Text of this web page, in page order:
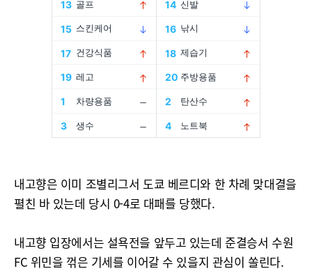
내고향은 이미 조별리그서 도쿄 베르디와 한 차례 맞대결을
펼친 바 있는데 당시 0-4로 대패를 당했다.
내고향 입장에서는 설욕전을 앞두고 있는데 준결승서 수원
FC 위민을 꺾은 기세를 이어갈 수 있을지 관심이 쏠린다.